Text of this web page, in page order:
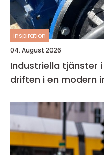
inspiration
04. August 2026
Industriella tjänster i
driften i en modern